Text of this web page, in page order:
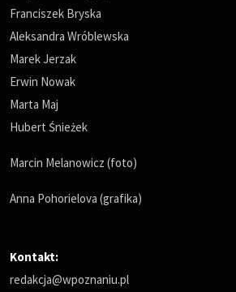
Franciszek Bryska
Aleksandra Wróblewska
Marek Jerzak
Erwin Nowak
Marta Maj
Hubert Śnieżek
Marcin Melanowicz (foto)
Anna Pohorielova (grafika)
Kontakt:
redakcja@wpoznaniu.pl